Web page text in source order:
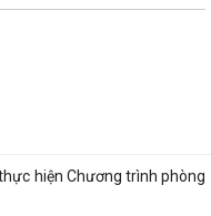
gia hoạt động ở thôn Cam